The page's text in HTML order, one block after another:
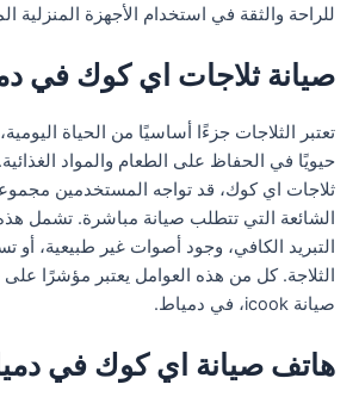
للراحة والثقة في استخدام الأجهزة المنزلية
صيانة ثلاجات اي كوك في
تعتبر الثلاجات جزءًا أساسيًا من الحياة
حيويًا في الحفاظ على الطعام والمواد
ثلاجات اي كوك، قد تواجه المستخدمين
الشائعة التي تتطلب صيانة مباشرة. تشمل
التبريد الكافي، وجود أصوات غير طبيعية، أو
الثلاجة. كل من هذه العوامل يعتبر مؤشرًا على
صيانة icook، في دمياط.
هاتف صيانة اي كوك في